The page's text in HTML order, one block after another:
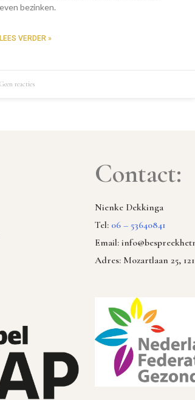
even bezinken.
LEES VERDER »
Geen reacties
Contact:
Nienke Dekkinga
Tel: 06 – 53640841
Email:
Adres: Mozartlaan 25,